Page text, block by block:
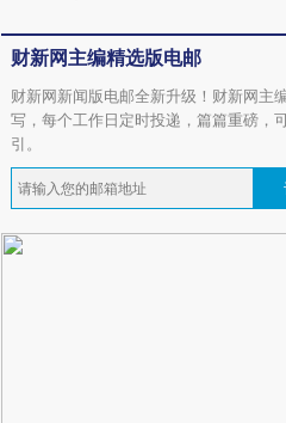
财新网主编精选版电邮
财新网新闻版电邮全新升级！财新网主
写，每个工作日定时投递，篇篇重磅，
引。